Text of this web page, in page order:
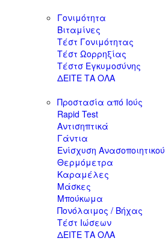
Γονιμότητα
Βιταμίνες
Τέστ Γονιμότητας
Τέστ Ωορρηξίας
Τέστσ Εγκυμοσύνης
ΔΕΙΤΕ ΤΑ ΟΛΑ
Προστασία από Ιούς
Rapid Test
Αντισηπτικά
Γάντια
Ενίσχυση Ανασοποιητικού
Θερμόμετρα
Καραμέλες
Μάσκες
Μπούκωμα
Πονόλαιμος / Βήχας
Τέστ Ιώσεων
ΔΕΙΤΕ ΤΑ ΟΛΑ